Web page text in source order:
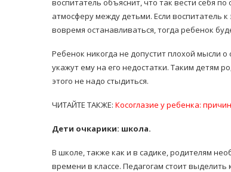
воспитатель объяснит, что так вести себя
атмосферу между детьми. Если воспитатель
вовремя останавливаться, тогда ребенок
Ребенок никогда не допустит плохой мысли
укажут ему на его недостатки. Таким детям
этого не надо стыдиться.
ЧИТАЙТЕ ТАКЖЕ: Косоглазие у ребенка:
Дети очкарики: школа.
В школе, также как и в садике, родителям
времени в классе. Педагогам стоит